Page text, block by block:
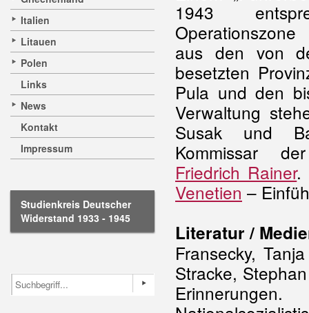
Italien
Litauen
Polen
Links
News
Kontakt
Impressum
Studienkreis Deutscher
Widerstand 1933 - 1945
1943
aus den von
besetzten
Pula und den
Verwaltung
Susak und
Kommissar
Friedrich Rainer.
Venetien –
Literatur /
Fransecky,
Stracke,